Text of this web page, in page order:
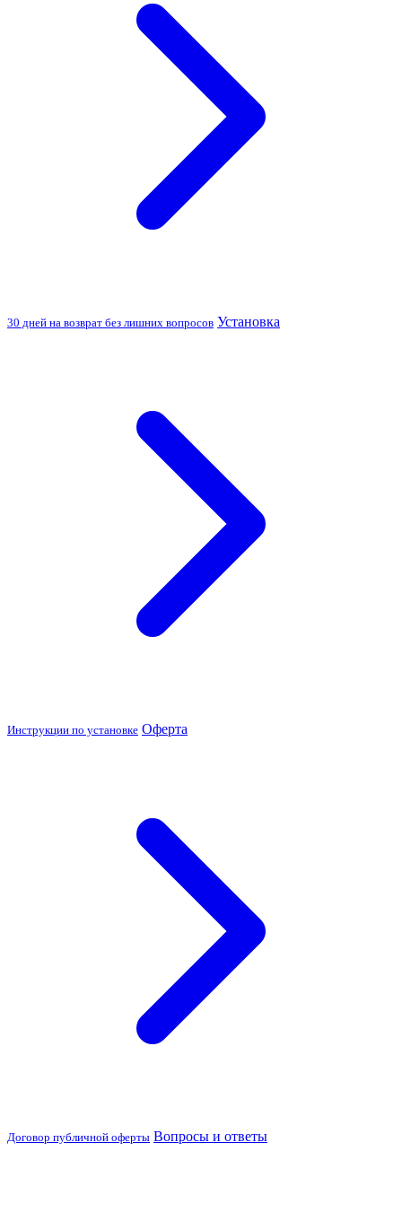
30 дней на возврат без лишних вопросов Установка
Инструкции по установке Оферта
Договор публичной оферты Вопросы и ответы